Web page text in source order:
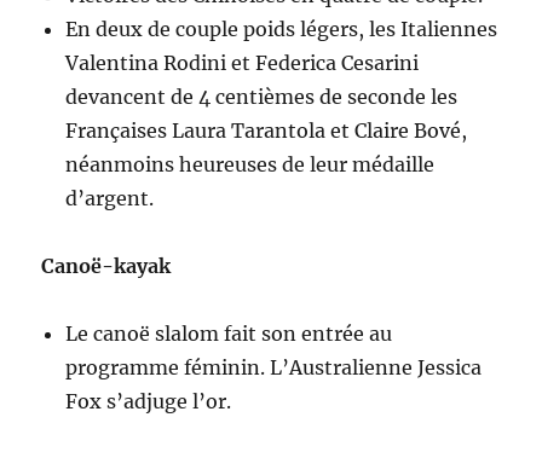
En deux de couple poids légers, les Italiennes
Valentina Rodini et Federica Cesarini
devancent de 4 centièmes de seconde les
Françaises Laura Tarantola et Claire Bové,
néanmoins heureuses de leur médaille
d’argent.
Canoë-kayak
Le canoë slalom fait son entrée au
programme féminin. L’Australienne Jessica
Fox s’adjuge l’or.